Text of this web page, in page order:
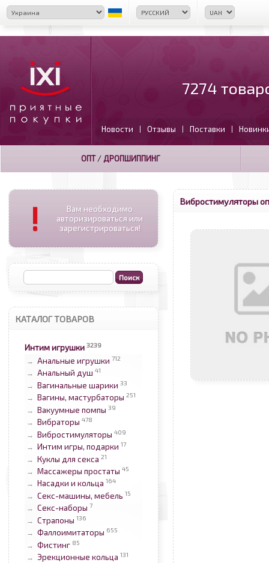
7274
Новости | Отзывы | Поставки |
ОПТ/ ДРОПШИППИНГ
!
Вам необходимо
авторизироваться или
зарегистрироваться!
КАТАЛОГ ТОВАРОВ
Интим игрушки 3239
→ Анальные игрушки 712
→ Анальный душ 41
→ Вагинальные шарики 33
→ Вагины, мастурбаторы 251
→ Вакуумные помпы 39
→ Вибраторы 478
→ Вибростимуляторы 409
→ Интим игры, подарки 17
→ Куклы для секса 21
→ Массажеры простаты 45
→ Насадки и кольца 164
→ Секс-машины, мебель 15
→ Секс-наборы 7
→ Страпоны 136
→ Фаллоимитаторы 655
→ Фистинг 85
→ Эрекционные кольца 131
Вибростимуляторы